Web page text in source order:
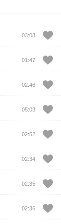
03:08
01:47
02:46
05:03
02:52
02:34
02:35
02:36